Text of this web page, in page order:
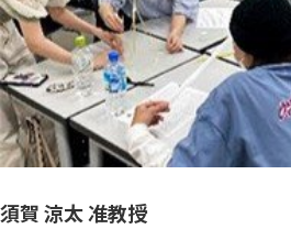
須賀 涼太 准教授